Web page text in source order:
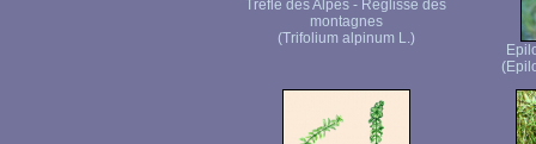
Trèfle des Alpes - Réglisse des
montagnes
(Trifolium alpinum L.)